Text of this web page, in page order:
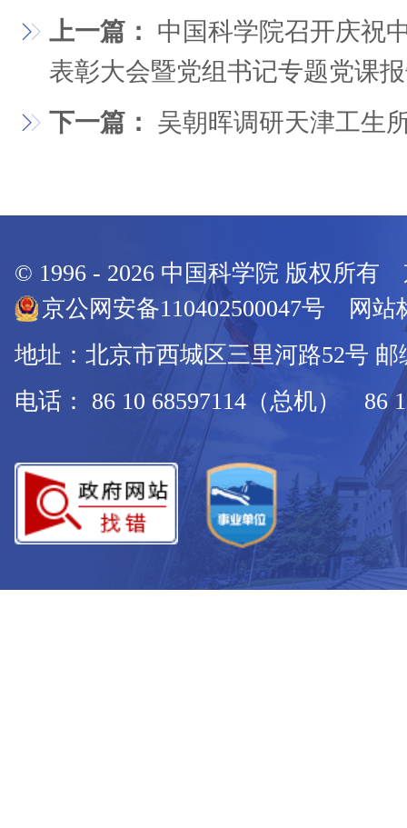
上一篇： 中国科学院召开庆祝
表彰大会暨党组书记专题党课
下一篇： 吴朝晖调研天津工生
© 1996 - 2026 中国科学院 版权所有
京公网安备110402500047号 网站
地址：北京市西城区三里河路52号 邮
电话： 86 10 68597114（总机） 86